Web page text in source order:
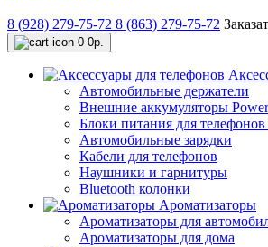
8 (928) 279-75-72 8 (863) 279-75-72
0 0р.
Автомобильные держатели
Внешние аккумуляторы
Блоки питания для
Автомобильные зарядки
Кабели для телефонов
Наушники и гарнитуры
Bluetooth колонки
Ароматизаторы
Ароматизаторы для
Ароматизаторы для дома